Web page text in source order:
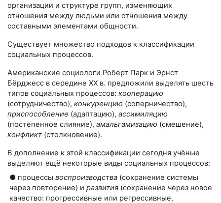
организации и структуре групп, изменяющих
отношения между людьми или отношения между
составными элементами общности.
Существует множество подходов к классификации
социальных процессов.
Американские социологи Роберт Парк и Эрнст
Бёрджесс в середине ХХ в. предложили выделять шесть
типов социальных процессов: кооперацию
(сотрудничество), конкуренцию (соперничество),
приспособление (адаптацию), ассимиляцию
(постепенное слияние), амальгамизацию (смешение),
конфликт (столкновение).
В дополнение к этой классификации сегодня учёные
выделяют ещё некоторые виды социальных процессов:
● процессы воспроизводства (сохранение системы
через повторение) и развития (сохранение через новое
качество: прогрессивные или регрессивные,